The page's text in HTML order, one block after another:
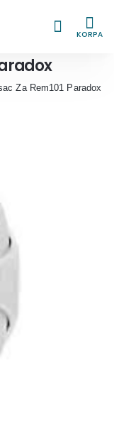
KORPA
Za Rem101 Paradox